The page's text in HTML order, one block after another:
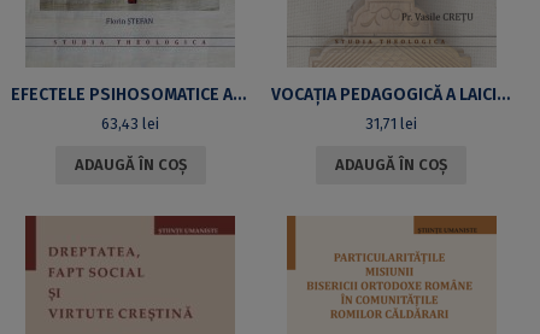
EFECTELE PSIHOSOMATICE ALE RUGĂCIUNII ÎN SPIRITUALITATEA FILOCALICĂ
63,43lei
ADAUGĂ ÎN COȘ
VOCAȚIA PEDAGOGICĂ A LAICILOR ÎN BISERICĂ
31,71lei
ADAUGĂ ÎN COȘ